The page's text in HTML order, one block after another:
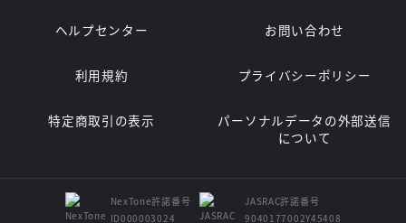
ヘルプセンター お問い合わせ
利用規約 プライバシーポリシー
特定商取引の表示
パーソナルデータの外部送信
について
NexTone許諾番号
ID000003024
JASRAC許諾番号
9040177002Y45408